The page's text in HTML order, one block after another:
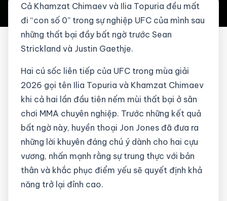
Cả Khamzat Chimaev và Ilia Topuria đều mất
đi “con số 0” trong sự nghiệp UFC của mình sau
những thất bại đầy bất ngờ trước Sean
Strickland và Justin Gaethje.
Hai cú sốc liên tiếp của UFC trong mùa giải
2026 gọi tên Ilia Topuria và Khamzat Chimaev
khi cả hai lần đầu tiên nếm mùi thất bại ở sân
chơi MMA chuyên nghiệp. Trước những kết quả
bất ngờ này, huyền thoại Jon Jones đã đưa ra
những lời khuyên đáng chú ý dành cho hai cựu
vương, nhấn mạnh rằng sự trung thực với bản
thân và khắc phục điểm yếu sẽ quyết định khả
năng trở lại đỉnh cao.